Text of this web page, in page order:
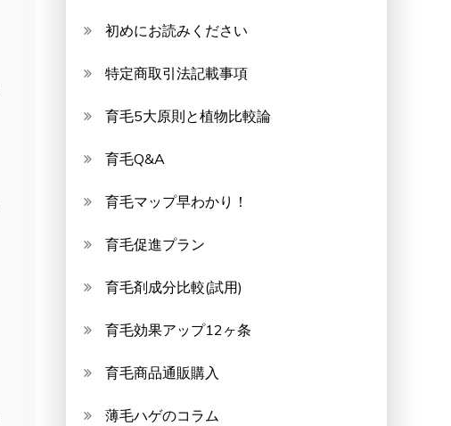
初めにお読みください
特定商取引法記載事項
育毛5大原則と植物比較論
育毛Q&A
育毛マップ早わかり！
育毛促進プラン
育毛剤成分比較(試用)
育毛効果アップ12ヶ条
育毛商品通販購入
薄毛ハゲのコラム